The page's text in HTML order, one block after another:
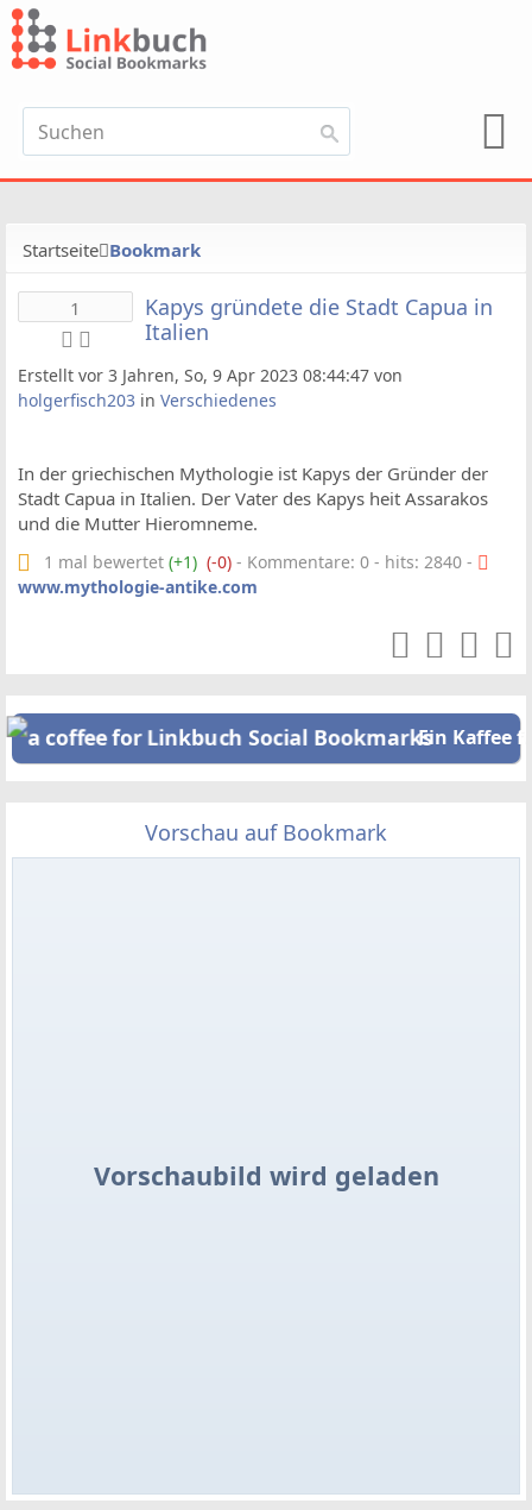
Startseite Bookmark
1
Kapys gründete die Stadt Capua in
Italien
Erstellt vor 3 Jahren, So, 9 Apr 2023 08:44:47 von
holgerfisch203 in Verschiedenes
In der griechischen Mythologie ist Kapys der Gründer der
Stadt Capua in Italien. Der Vater des Kapys heit Assarakos
und die Mutter Hieromneme.
1 mal bewertet (+1) (-0) - Kommentare: 0 - hits: 2840 -
www.mythologie-antike.com
Ein Kaffee
Vorschau auf Bookmark
Vorschaubild wird geladen